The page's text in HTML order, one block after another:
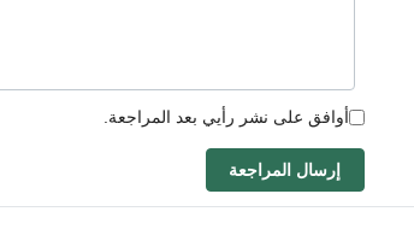
أوافق على نشر رأيي بعد المراجعة.
إرسال المراجعة